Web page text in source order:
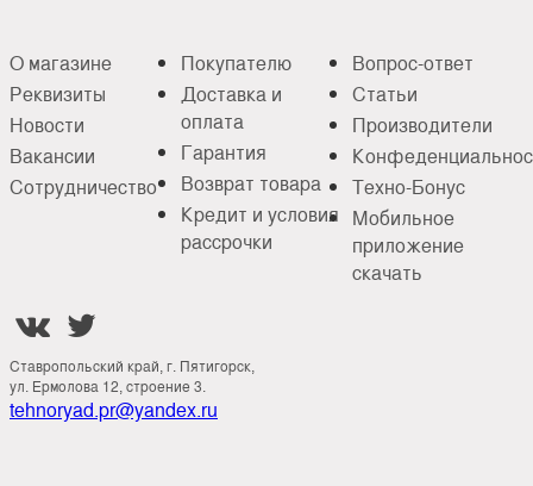
О магазине
Реквизиты
Новости
Вакансии
Сотрудничество
Покупателю
Доставка и
оплата
Гарантия
Возврат товара
Кредит и условия
рассрочки
Вопрос-ответ
Статьи
Производители
Техно-Бонус
Мобильное
приложение
скачать
 
Ставропольский край, г. Пятигорск,
ул. Ермолова 12, строение 3.
tehnoryad.pr@yandex.ru